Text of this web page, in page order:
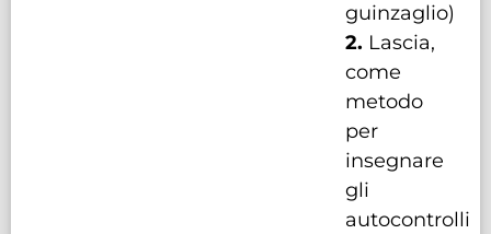
guinzaglio)
2. Lascia,
come
metodo
per
insegnare
gli
autocontrolli